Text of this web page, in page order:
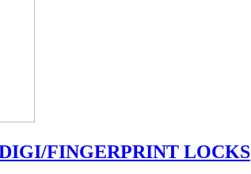
FINGERPRINT LOCKS